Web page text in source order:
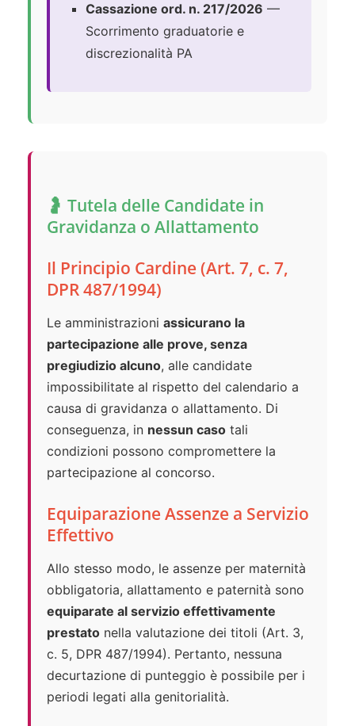
Cassazione ord. n. 217/2026 —
Scorrimento graduatorie e
discrezionalità PA
🤰 Tutela delle Candidate in
Gravidanza o Allattamento
Il Principio Cardine (Art. 7, c. 7,
DPR 487/1994)
Le amministrazioni assicurano la
partecipazione alle prove, senza
pregiudizio alcuno, alle candidate
impossibilitate al rispetto del calendario a
causa di gravidanza o allattamento. Di
conseguenza, in nessun caso tali
condizioni possono compromettere la
partecipazione al concorso.
Equiparazione Assenze a Servizio
Effettivo
Allo stesso modo, le assenze per maternità
obbligatoria, allattamento e paternità sono
equiparate al servizio effettivamente
prestato nella valutazione dei titoli (Art. 3,
c. 5, DPR 487/1994). Pertanto, nessuna
decurtazione di punteggio è possibile per i
periodi legati alla genitorialità.